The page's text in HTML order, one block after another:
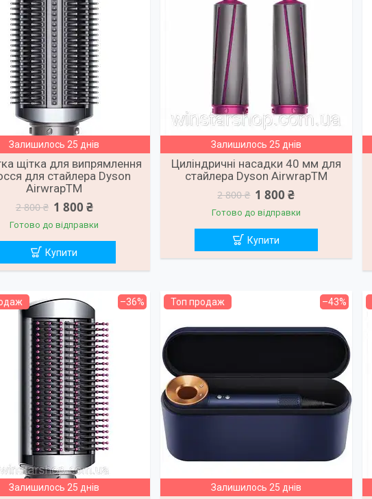
Залишилось 25 днів
щітка для випрямлення
для стайлера Dyson
AirwrapTM
2 800 ₴ 1 800 ₴
Готово до відправки
Купити
Залишилось 25 днів
Циліндричні насадки 40 мм для
стайлера Dyson AirwrapTM
2 800 ₴ 1 800 ₴
Готово до відправки
Купити
–36%
Залишилось 25 днів
Топ продаж –43%
Залишилось 25 днів